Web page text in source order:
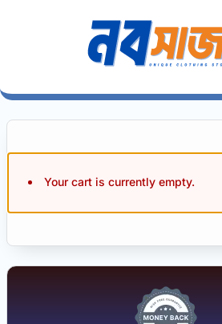
Your cart is currently empty.